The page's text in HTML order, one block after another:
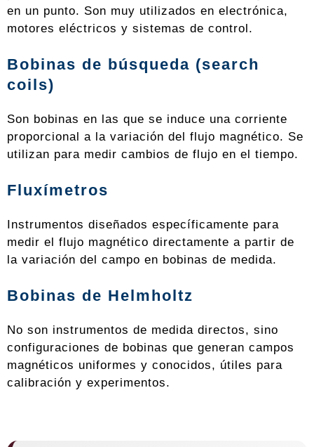
en un punto. Son muy utilizados en electrónica,
motores eléctricos y sistemas de control.
Bobinas de búsqueda (search
coils)
Son bobinas en las que se induce una corriente
proporcional a la variación del flujo magnético. Se
utilizan para medir cambios de flujo en el tiempo.
Fluxímetros
Instrumentos diseñados específicamente para
medir el flujo magnético directamente a partir de
la variación del campo en bobinas de medida.
Bobinas de Helmholtz
No son instrumentos de medida directos, sino
configuraciones de bobinas que generan campos
magnéticos uniformes y conocidos, útiles para
calibración y experimentos.